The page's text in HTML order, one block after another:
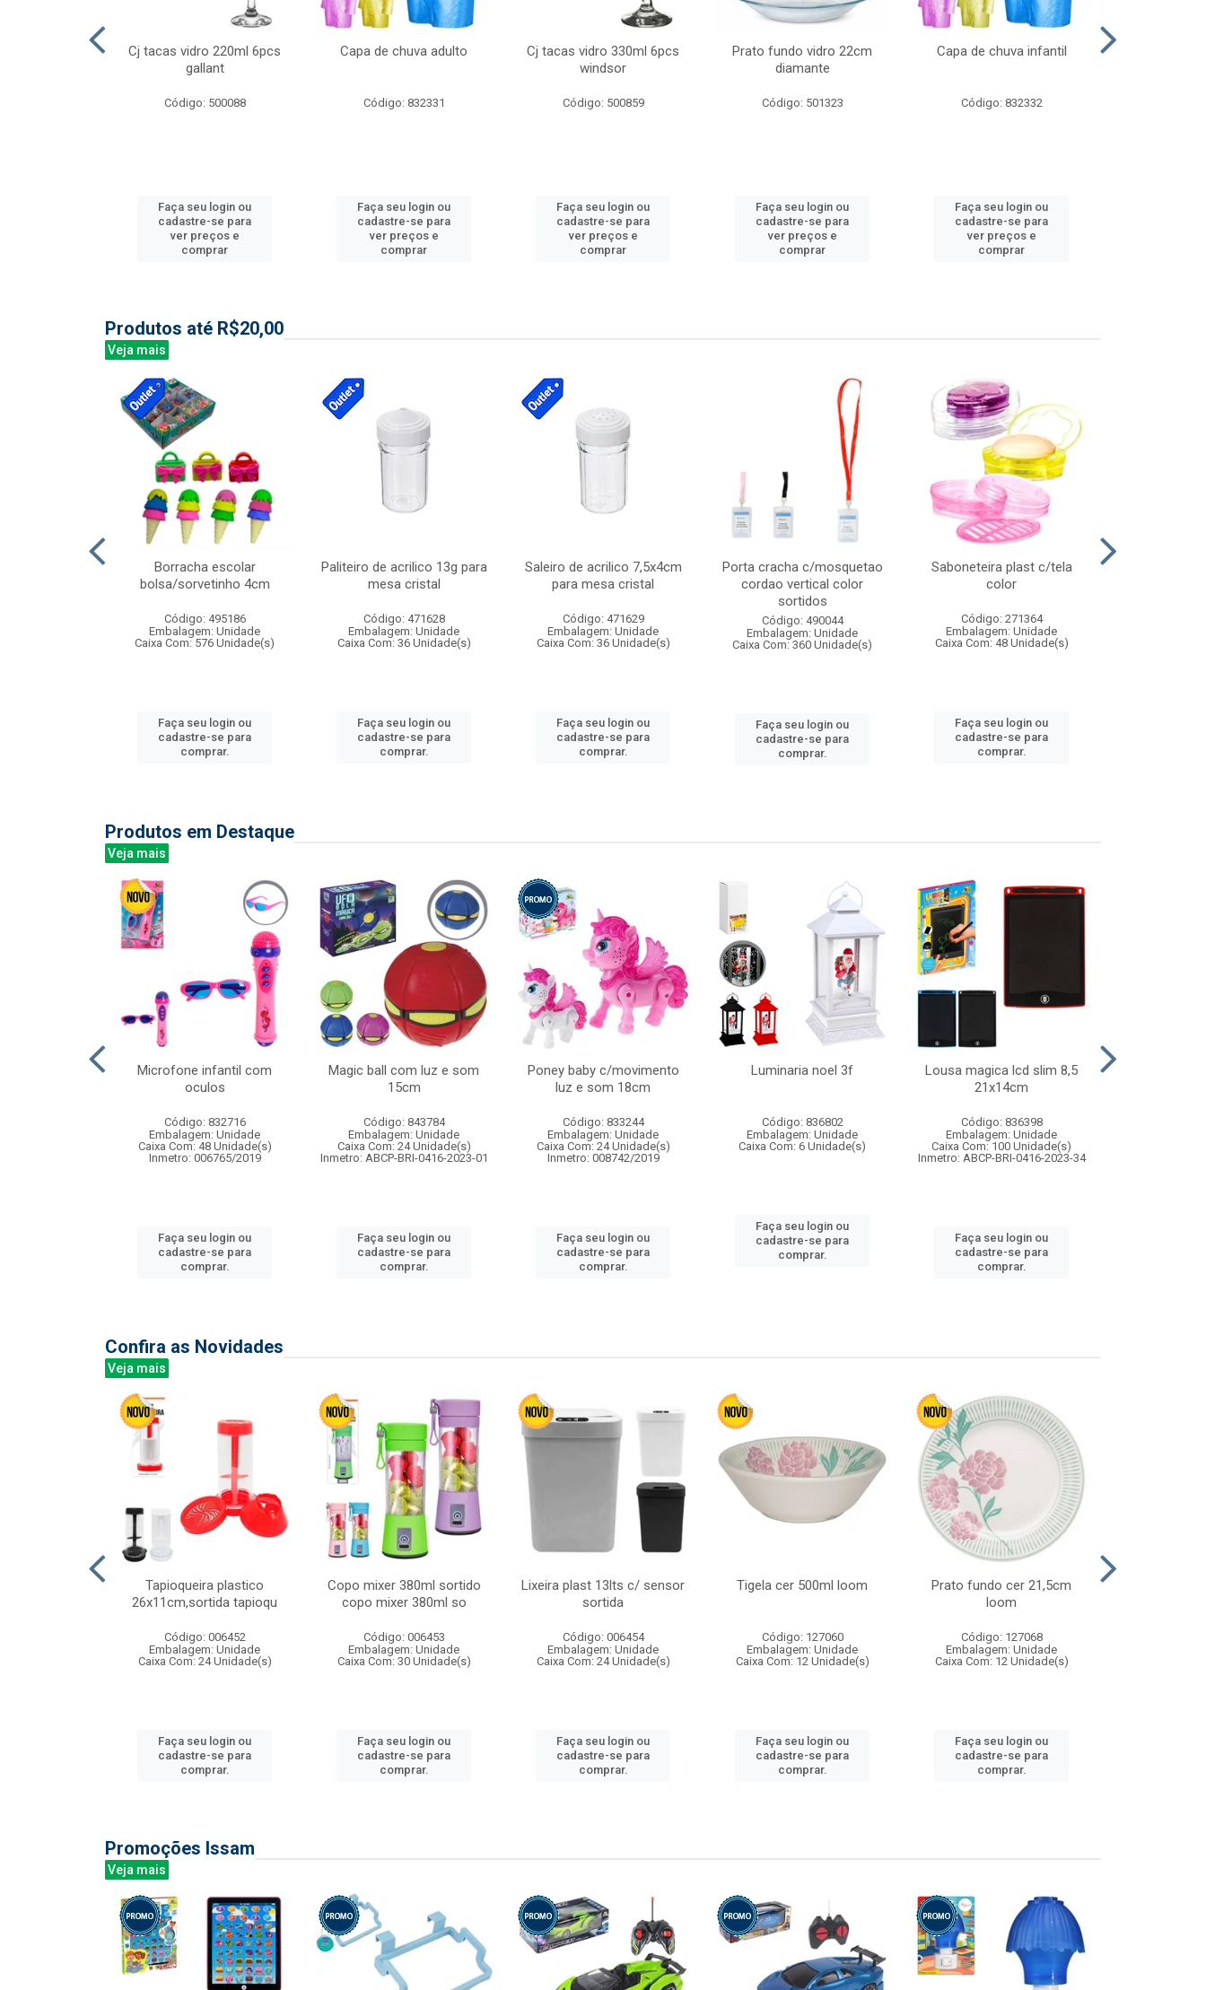
Cj tacas vidro 220ml 6pcs
gallant
Código: 500088
Faça seu login ou
cadastre-se para
ver preços e
comprar
Capa de chuva adulto
Código: 832331
Faça seu login ou
cadastre-se para
ver preços e
comprar
Cj tacas vidro 330ml 6pcs
windsor
Código: 500859
Faça seu login ou
cadastre-se para
ver preços e
comprar
Prato fundo vidro 22cm
diamante
Código: 501323
Faça seu login ou
cadastre-se para
ver preços e
comprar
Capa de chuva infantil
Código: 832332
Faça seu login ou
cadastre-se para
ver preços e
comprar
Produtos até R$20,00
Veja mais
Borracha escolar
bolsa/sorvetinho 4cm
Código: 495186
Embalagem: Unidade
Caixa Com: 576 Unidade(s)
Faça seu login ou
cadastre-se para
comprar.
Paliteiro de acrilico 13g para
mesa cristal
Código: 471628
Embalagem: Unidade
Caixa Com: 36 Unidade(s)
Faça seu login ou
cadastre-se para
comprar.
Saleiro de acrilico 7,5x4cm
para mesa cristal
Código: 471629
Embalagem: Unidade
Caixa Com: 36 Unidade(s)
Faça seu login ou
cadastre-se para
comprar.
Porta cracha c/mosquetao
cordao vertical color
sortidos
Código: 490044
Embalagem: Unidade
Caixa Com: 360 Unidade(s)
Faça seu login ou
cadastre-se para
comprar.
Saboneteira plast c/tela
color
Código: 271364
Embalagem: Unidade
Caixa Com: 48 Unidade(s)
Faça seu login ou
cadastre-se para
comprar.
Produtos em Destaque
Veja mais
Microfone infantil com
oculos
Código: 832716
Embalagem: Unidade
Caixa Com: 48 Unidade(s)
Inmetro: 006765/2019
Faça seu login ou
cadastre-se para
comprar.
Magic ball com luz e som
15cm
Código: 843784
Embalagem: Unidade
Caixa Com: 24 Unidade(s)
Inmetro: ABCP-BRI-0416-2023-01
Faça seu login ou
cadastre-se para
comprar.
Poney baby c/movimento
luz e som 18cm
Código: 833244
Embalagem: Unidade
Caixa Com: 24 Unidade(s)
Inmetro: 008742/2019
Faça seu login ou
cadastre-se para
comprar.
Luminaria noel 3f
Código: 836802
Embalagem: Unidade
Caixa Com: 6 Unidade(s)
Faça seu login ou
cadastre-se para
comprar.
Lousa magica lcd slim 8,5
21x14cm
Código: 836398
Embalagem: Unidade
Caixa Com: 100 Unidade(s)
Inmetro: ABCP-BRI-0416-2023-34
Faça seu login ou
cadastre-se para
comprar.
Confira as Novidades
Veja mais
Tapioqueira plastico
26x11cm,sortida tapioqu
Código: 006452
Embalagem: Unidade
Caixa Com: 24 Unidade(s)
Faça seu login ou
cadastre-se para
comprar.
Copo mixer 380ml sortido
copo mixer 380ml so
Código: 006453
Embalagem: Unidade
Caixa Com: 30 Unidade(s)
Faça seu login ou
cadastre-se para
comprar.
Lixeira plast 13lts c/ sensor
sortida
Código: 006454
Embalagem: Unidade
Caixa Com: 24 Unidade(s)
Faça seu login ou
cadastre-se para
comprar.
Tigela cer 500ml loom
Código: 127060
Embalagem: Unidade
Caixa Com: 12 Unidade(s)
Faça seu login ou
cadastre-se para
comprar.
Prato fundo cer 21,5cm
loom
Código: 127068
Embalagem: Unidade
Caixa Com: 12 Unidade(s)
Faça seu login ou
cadastre-se para
comprar.
Promoções Issam
Veja mais